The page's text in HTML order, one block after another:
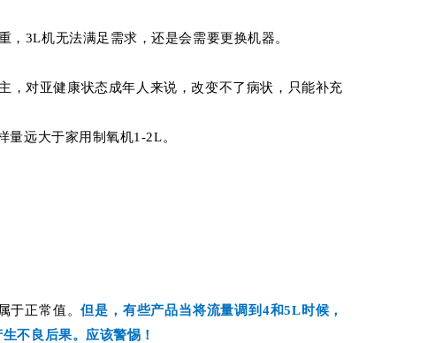
3L机无法满足需求，还是会需要更换机器。
，对亚健康状态成年人来说，改变不了病状，只能补充
远大于家用制氧机1-2L。
于正常值。但是，有些产品当将流量调到4和5L时候，
不良后果。应该警惕！